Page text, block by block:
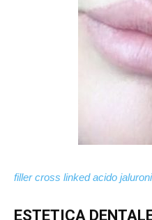
filler cross linked acido
ESTETICA